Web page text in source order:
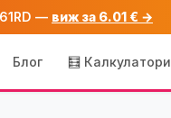
— виж за 6.01 € →
Блог 🧮 Калкулатори